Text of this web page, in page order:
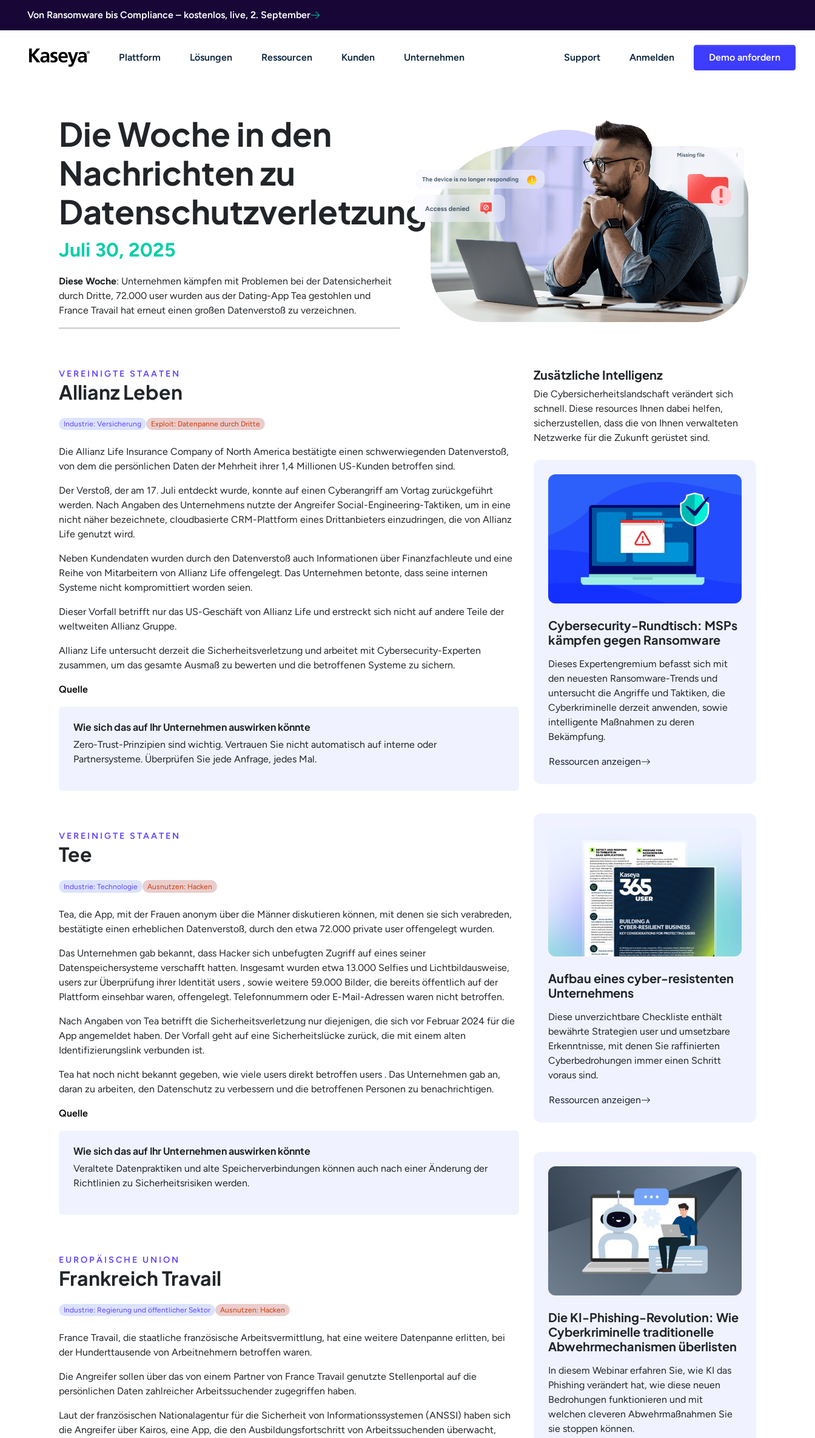
Von Ransomware bis Compliance – kostenlos, live, 2. September
Demo anfordern
Plattform Lösungen Ressourcen Kunden Unternehmen Support Anmelden
Die Woche in den
Nachrichten zu
Datenschutzverletzungen
Juli 30, 2025
Diese Woche: Unternehmen kämpfen mit Problemen bei der Datensicherheit
durch Dritte, 72.000 user wurden aus der Dating-App Tea gestohlen und
France Travail hat erneut einen großen Datenverstoß zu verzeichnen.
VEREINIGTE STAATEN
Allianz Leben
Industrie: Versicherung Exploit: Datenpanne durch Dritte
Die Allianz Life Insurance Company of North America bestätigte einen schwerwiegenden Datenverstoß,
von dem die persönlichen Daten der Mehrheit ihrer 1,4 Millionen US-Kunden betroffen sind.
Der Verstoß, der am 17. Juli entdeckt wurde, konnte auf einen Cyberangriff am Vortag zurückgeführt
werden. Nach Angaben des Unternehmens nutzte der Angreifer Social-Engineering-Taktiken, um in eine
nicht näher bezeichnete, cloudbasierte CRM-Plattform eines Drittanbieters einzudringen, die von Allianz
Life genutzt wird.
Neben Kundendaten wurden durch den Datenverstoß auch Informationen über Finanzfachleute und eine
Reihe von Mitarbeitern von Allianz Life offengelegt. Das Unternehmen betonte, dass seine internen
Systeme nicht kompromittiert worden seien.
Dieser Vorfall betrifft nur das US-Geschäft von Allianz Life und erstreckt sich nicht auf andere Teile der
weltweiten Allianz Gruppe.
Allianz Life untersucht derzeit die Sicherheitsverletzung und arbeitet mit Cybersecurity-Experten
zusammen, um das gesamte Ausmaß zu bewerten und die betroffenen Systeme zu sichern.
Quelle
Wie sich das auf Ihr Unternehmen auswirken könnte
Zero-Trust-Prinzipien sind wichtig. Vertrauen Sie nicht automatisch auf interne oder
Partnersysteme. Überprüfen Sie jede Anfrage, jedes Mal.
VEREINIGTE STAATEN
Tee
Industrie: Technologie Ausnutzen: Hacken
Tea, die App, mit der Frauen anonym über die Männer diskutieren können, mit denen sie sich verabreden,
bestätigte einen erheblichen Datenverstoß, durch den etwa 72.000 private user offengelegt wurden.
Das Unternehmen gab bekannt, dass Hacker sich unbefugten Zugriff auf eines seiner
Datenspeichersysteme verschafft hatten. Insgesamt wurden etwa 13.000 Selfies und Lichtbildausweise,
users zur Überprüfung ihrer Identität users , sowie weitere 59.000 Bilder, die bereits öffentlich auf der
Plattform einsehbar waren, offengelegt. Telefonnummern oder E-Mail-Adressen waren nicht betroffen.
Nach Angaben von Tea betrifft die Sicherheitsverletzung nur diejenigen, die sich vor Februar 2024 für die
App angemeldet haben. Der Vorfall geht auf eine Sicherheitslücke zurück, die mit einem alten
Identifizierungslink verbunden ist.
Tea hat noch nicht bekannt gegeben, wie viele users direkt betroffen users . Das Unternehmen gab an,
daran zu arbeiten, den Datenschutz zu verbessern und die betroffenen Personen zu benachrichtigen.
Quelle
Wie sich das auf Ihr Unternehmen auswirken könnte
Veraltete Datenpraktiken und alte Speicherverbindungen können auch nach einer Änderung der
Richtlinien zu Sicherheitsrisiken werden.
EUROPÄISCHE UNION
Frankreich Travail
Industrie: Regierung und öffentlicher Sektor Ausnutzen: Hacken
France Travail, die staatliche französische Arbeitsvermittlung, hat eine weitere Datenpanne erlitten, bei
der Hunderttausende von Arbeitnehmern betroffen waren.
Die Angreifer sollen über das von einem Partner von France Travail genutzte Stellenportal auf die
persönlichen Daten zahlreicher Arbeitssuchender zugegriffen haben.
Laut der französischen Nationalagentur für die Sicherheit von Informationssystemen (ANSSI) haben sich
die Angreifer über Kairos, eine App, die den Ausbildungsfortschritt von Arbeitssuchenden überwacht,
Zusätzliche Intelligenz
Die Cybersicherheitslandschaft verändert sich
schnell. Diese resources Ihnen dabei helfen,
sicherzustellen, dass die von Ihnen verwalteten
Netzwerke für die Zukunft gerüstet sind.
Cybersecurity-Rundtisch: MSPs
kämpfen gegen Ransomware
Dieses Expertengremium befasst sich mit
den neuesten Ransomware-Trends und
untersucht die Angriffe und Taktiken, die
Cyberkriminelle derzeit anwenden, sowie
intelligente Maßnahmen zu deren
Bekämpfung.
Ressourcen anzeigen
Aufbau eines cyber-resistenten
Unternehmens
Diese unverzichtbare Checkliste enthält
bewährte Strategien user und umsetzbare
Erkenntnisse, mit denen Sie raffinierten
Cyberbedrohungen immer einen Schritt
voraus sind.
Ressourcen anzeigen
Die KI-Phishing-Revolution: Wie
Cyberkriminelle traditionelle
Abwehrmechanismen überlisten
In diesem Webinar erfahren Sie, wie KI das
Phishing verändert hat, wie diese neuen
Bedrohungen funktionieren und mit
welchen cleveren Abwehrmaßnahmen Sie
sie stoppen können.